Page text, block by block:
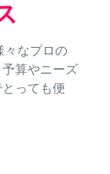
々なプロの
算やニーズ
っても便